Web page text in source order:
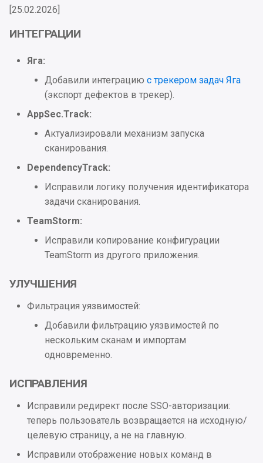
UI
Исправления
Интеграция
2023.5.4
2023.5.3
Исправления
Улучшения
Исправления
[25.02.2026]
ИНТЕГРАЦИИ
Яга:
Добавили интеграцию с трекером задач Яга
(экспорт дефектов в трекер).
AppSec.Track:
Актуализировали механизм запуска
сканирования.
DependencyTrack:
Исправили логику получения идентификатора
задачи сканирования.
TeamStorm:
Исправили копирование конфигурации
TeamStorm из другого приложения.
УЛУЧШЕНИЯ
Фильтрация уязвимостей:
Добавили фильтрацию уязвимостей по
нескольким сканам и импортам
одновременно.
ИСПРАВЛЕНИЯ
Исправили редирект после SSO-авторизации:
теперь пользователь возвращается на исходную/
целевую страницу, а не на главную.
Исправили отображение новых команд в